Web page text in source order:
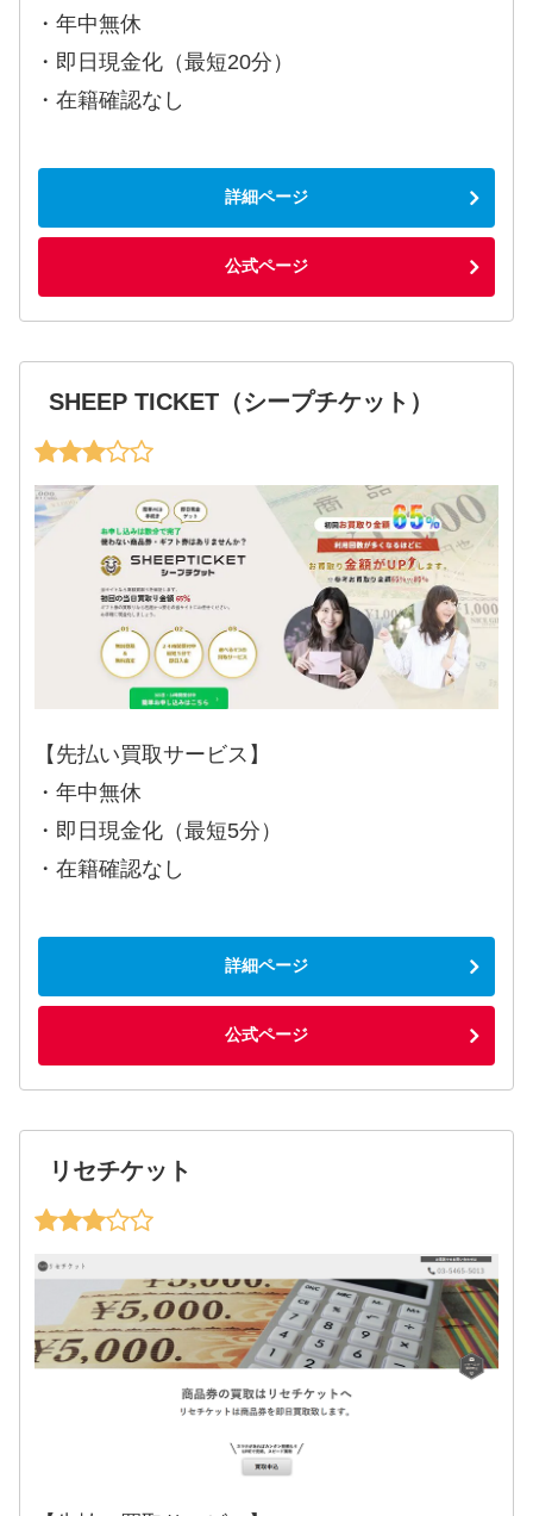
・年中無休
・即日現金化（最短20分）
・在籍確認なし
詳細ページ
公式ページ
SHEEP TICKET（シープチケット）
【先払い買取サービス】
・年中無休
・即日現金化（最短5分）
・在籍確認なし
詳細ページ
公式ページ
リセチケット